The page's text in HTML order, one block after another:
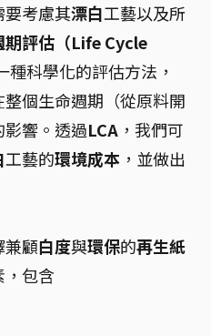
考慮其漂白工藝以及所
期評估（Life Cycle
種科學化的評估方法，
個生命週期（從原料開
響。透過LCA ，我們可
工藝的環境成本 ，並做出
兼顧白度與環保的再生紙
，包含